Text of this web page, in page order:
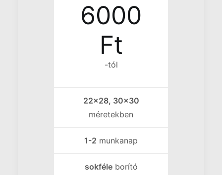
6000
Ft
-tól
22x28, 30x30
méretekben
1-2 munkanap
sokféleborító